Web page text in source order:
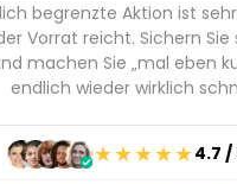
begrenzte Aktion ist
Vorrat reicht. Sichern Sie
machen Sie „mal eben
endlich wieder wirklich
★★★★★4.7 /